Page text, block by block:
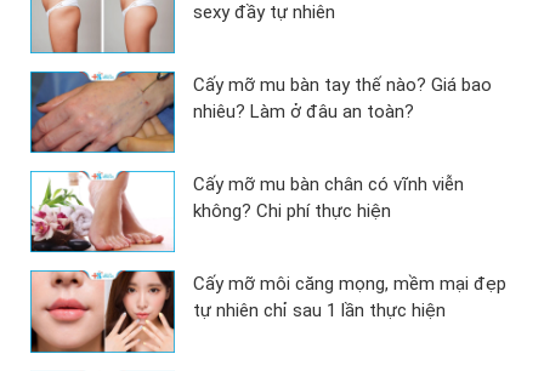
sexy đầy tự nhiên
Cấy mỡ mu bàn tay thế nào? Giá bao
nhiêu? Làm ở đâu an toàn?
Cấy mỡ mu bàn chân có vĩnh viễn
không? Chi phí thực hiện
Cấy mỡ môi căng mọng, mềm mại đẹp
tự nhiên chỉ sau 1 lần thực hiện